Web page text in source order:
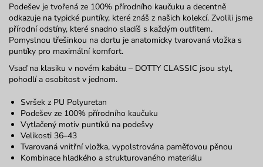
Podešev je tvořená ze 100% přírodního kaučuku a decentně
odkazuje na typické puntíky, které znáš z našich kolekcí. Zvolili jsme
přírodní odstíny, které snadno sladíš s každým outfitem.
Pomyslnou třešinkou na dortu je anatomicky tvarovaná vložka s
puntíky pro maximální komfort.
Vsaď na klasiku v novém kabátu – DOTTY CLASSIC jsou styl,
pohodlí a osobitost v jednom.
Svršek z PU Polyuretan
Podešev ze 100% přírodního kaučuku
Vytlačený motiv puntíků na podešvy
Velikosti 36–43
Tvarovaná vnitřní vložka, vypolstrována paměťovou pěnou
Kombinace hladkého a strukturovaného materiálu